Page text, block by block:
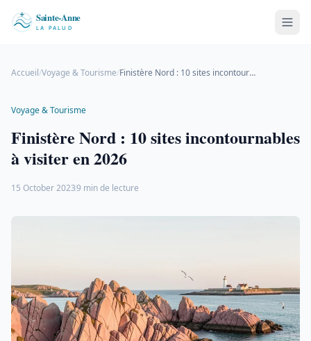
Accueil/Voyage & Tourisme/ Finistère Nord : 10 sites incontournables à visiter en 2026
Voyage & Tourisme
Finistère Nord : 10 sites incontournables
à visiter en 2026
15 October 20239 min de lecture